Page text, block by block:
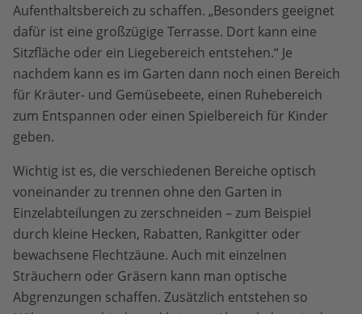
Aufenthaltsbereich zu schaffen. „Besonders geeignet
dafür ist eine großzügige Terrasse. Dort kann eine
Sitzfläche oder ein Liegebereich entstehen.“ Je
nachdem kann es im Garten dann noch einen Bereich
für Kräuter- und Gemüsebeete, einen Ruhebereich
zum Entspannen oder einen Spielbereich für Kinder
geben.
Wichtig ist es, die verschiedenen Bereiche optisch
voneinander zu trennen ohne den Garten in
Einzelabteilungen zu zerschneiden – zum Beispiel
durch kleine Hecken, Rabatten, Rankgitter oder
bewachsene Flechtzäune. Auch mit einzelnen
Sträuchern oder Gräsern kann man optische
Abgrenzungen schaffen. Zusätzlich entstehen so